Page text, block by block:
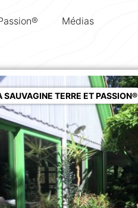
Médias
SAUVAGINE TERRE ET PASSION®